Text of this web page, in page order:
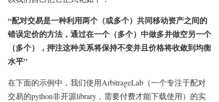
“配对交易是一种利用两个（或多个）共同移动资产之间的
错误定价的方法，通过在一个（多个）中做多并做空另一个
（多个），押注这种关系将保持不变并且价格将收敛到均衡
水平”
在下面的示例中，我们使用ArbitrageLab（一个专注于配对
交易的python非开源library，需要付费才能下载使用）的实